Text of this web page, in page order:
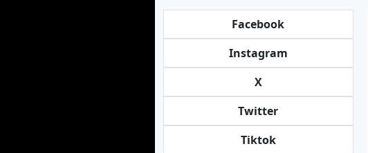
Facebook
Instagram
X
Twitter
Tiktok